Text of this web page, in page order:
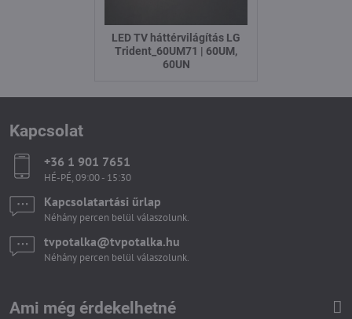
LED TV háttérvilágítás LG
Trident_60UM71 | 60UM,
60UN
Kapcsolat
+36 1 901 7651
HÉ-PÉ, 09:00 - 15:30
Kapcsolatartási űrlap
Néhány percen belül válaszolunk.
tvpotalka​@tvpotalka​.hu
Néhány percen belül válaszolunk.
Ami még érdekelhetné